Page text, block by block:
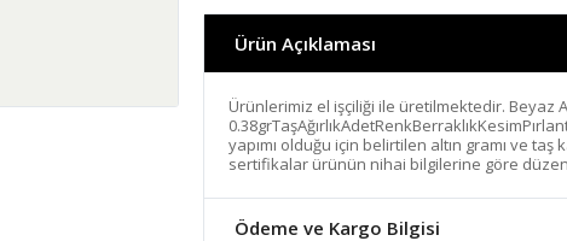
Ürün Açıklaması
Ürünlerimiz el işçiliği ile üretilmektedir. Beyaz
yapımı olduğu için belirtilen altın gramı ve
sertifikalar ürünün nihai bilgilerine göre
Ödeme ve Kargo Bilgisi